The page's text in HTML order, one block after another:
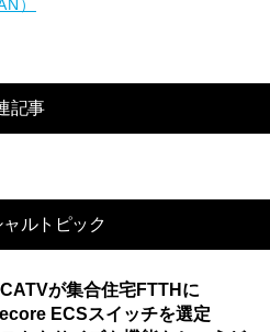
）
記事
ャルトピック
が集合住宅FTTHに
ECSスイッチを選定